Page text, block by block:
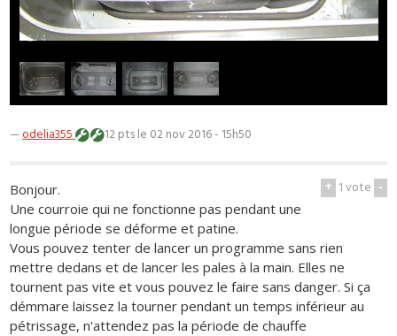
1/4
—odelia355 12 ptsle 02 nov 2016 - 15h50
+ 1vote -
Bonjour.
Une courroie qui ne fonctionne pas pendant une
longue période se déforme et patine.
Vous pouvez tenter de lancer un programme sans rien
mettre dedans et de lancer les pales à la main. Elles ne
tournent pas vite et vous pouvez le faire sans danger. Si ça
démmare laissez la tourner pendant un temps inférieur au
pétrissage, n'attendez pas la période de chauffe